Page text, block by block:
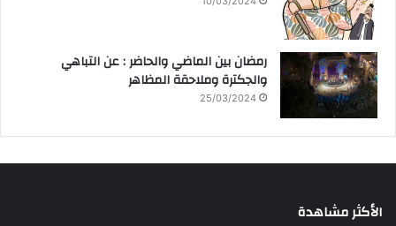
رمضان بين الماضي والحاضر : عن التباهي
والجكترة وملاحقة المظاهر
25/03/2024
الأكثر مشاهدة